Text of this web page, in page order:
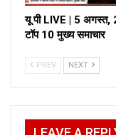
यू पी LIVE | 5 अगस्त,
टॉप 10 मुख्य समाचार
PREV NEXT